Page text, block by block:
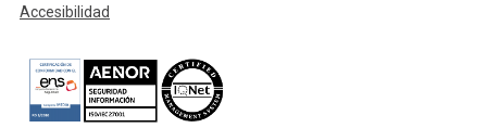
Accesibilidad